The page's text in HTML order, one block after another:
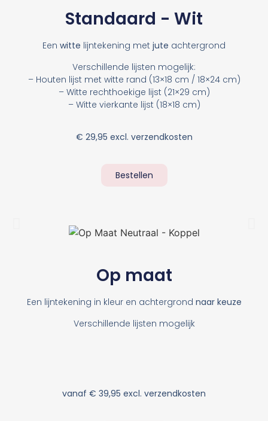
Standaard - Wit
Een witte lijntekening met jute achtergrond
Verschillende lijsten mogelijk:
– Houten lijst met witte rand (13×18 cm / 18×24 cm)
– Witte rechthoekige lijst (21×29 cm)
– Witte vierkante lijst (18×18 cm)
€ 29,95 excl. verzendkosten
Bestellen
Op maat
Een lijntekening in kleur en achtergrond naar keuze
Verschillende lijsten mogelijk
vanaf € 39,95 excl. verzendkosten